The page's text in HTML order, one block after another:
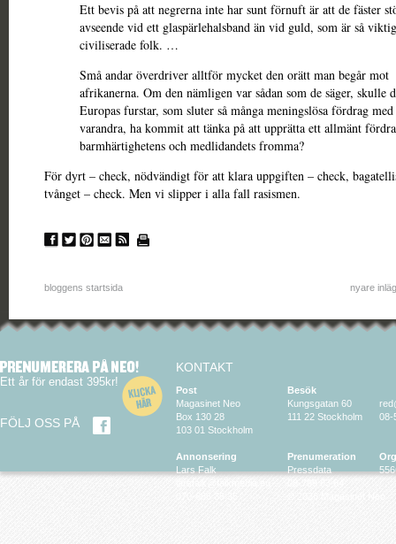
Ett bevis på att negrerna inte har sunt förnuft är att de fäster
avseende vid ett glaspärlehalsband än vid guld, som är så
civiliserade folk. …
Små andar överdriver alltför mycket den orätt man begår mot
afrikanerna. Om den nämligen var sådan som de säger, skulle
Europas furstar, som sluter så många meningslösa fördrag med
varandra, ha kommit att tänka på att upprätta ett allmänt
barmhärtighetens och medlidandets fromma?
För dyrt – check, nödvändigt för att klara uppgiften – check,
tvånget – check. Men vi slipper i alla fall rasismen.
bloggens startsida nyare
Ett år för endast 395kr!
FÖLJ OSS PÅ
KONTAKT
Post
Magasinet Neo
Box 130 28
103 01 Stockholm
Annonsering
Lars Falk
Besök
Kungsgatan 60
111 22 Stockholm
Prenumeration
Pressdata
08-